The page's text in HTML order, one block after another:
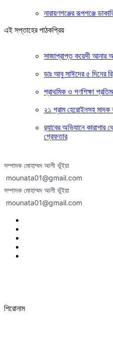
নারায়ণগঞ্জের রূপগঞ্জে
এই সপ্তাহের পাঠকপ্রিয়
সাজাপ্রাপ্ত কয়েদী আনার
ডাঃ আবু সাঈদের ৫ দিনের
প্রাথমিক ও গণশিক্ষা
২১ গ্রাম হেরোইনসহ মাদক
র‍্যাবের অভিযানে
গ্রেফতার
সম্পাদক মোহাম্মদ আলী ভূঁইয়া
mounata01@gmail.com
সম্পাদক মোহাম্মদ আলী ভূঁইয়া
mounata01@gmail.com
শিরোনাম